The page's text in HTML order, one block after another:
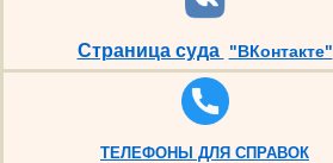
Страница суда "ВКонтакте"
ТЕЛЕФОНЫ ДЛЯ СПРАВОК